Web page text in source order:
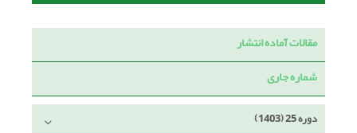
مقالات آماده انتشار
شماره جاری
دوره 25 (1403)